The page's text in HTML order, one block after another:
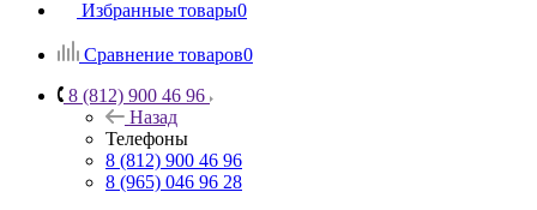
Избранные товары0
Сравнение товаров0
8 (812) 900 46 96
Назад
Телефоны
8 (812) 900 46 96
8 (965) 046 96 28